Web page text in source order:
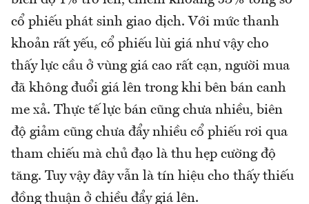
cổ phiếu phát sinh giao dịch. Với mức thanh
khoản rất yếu, cổ phiếu lùi giá như vậy cho
thấy lực cầu ở vùng giá cao rất cạn, người mua
đã không đuổi giá lên trong khi bên bán canh
me xả. Thực tế lực bán cũng chưa nhiều, biên
độ giảm cũng chưa đẩy nhiều cổ phiếu rơi qua
tham chiếu mà chủ đạo là thu hẹp cường độ
tăng. Tuy vậy đây vẫn là tín hiệu cho thấy thiếu
đồng thuận ở chiều đẩy giá lên.